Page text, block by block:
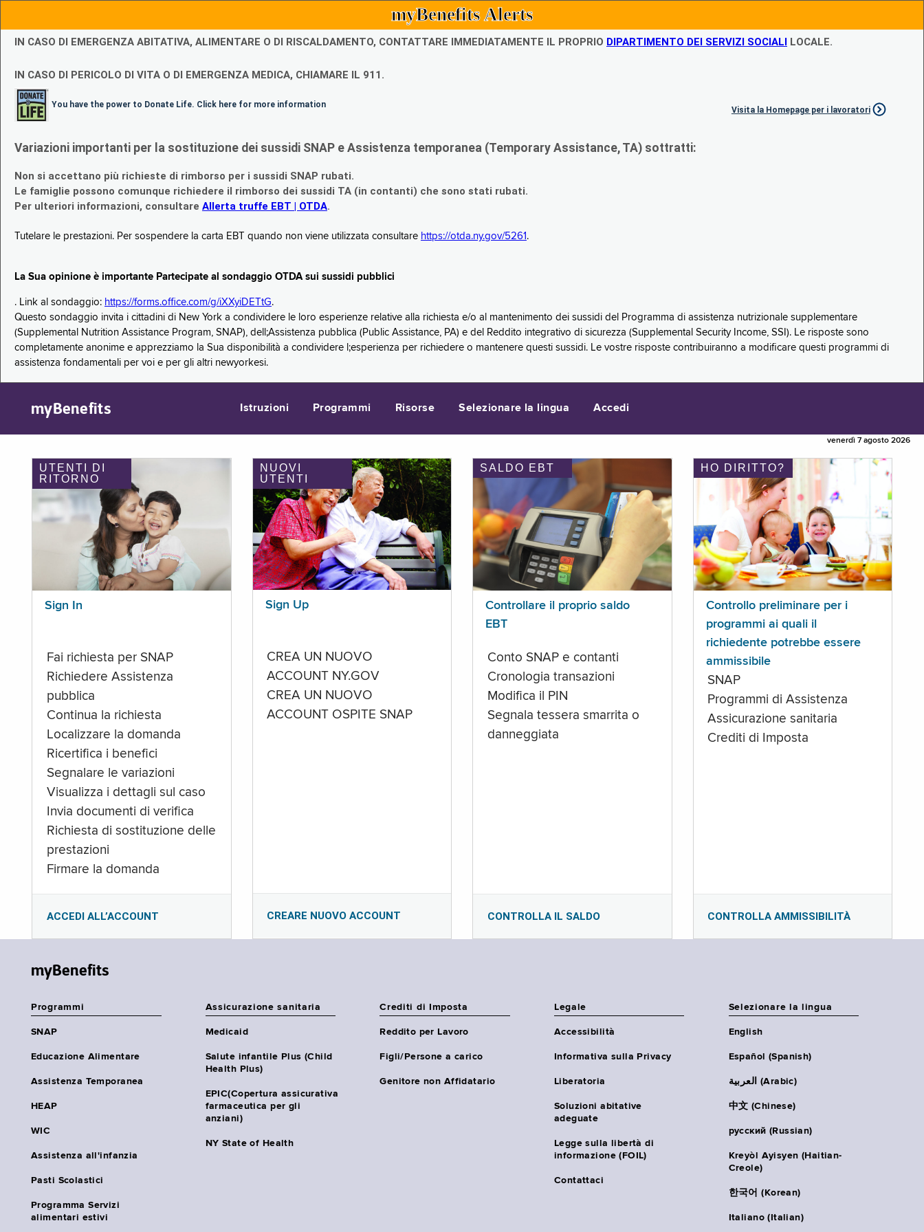
myBenefits Alerts
IN CASO DI EMERGENZA ABITATIVA, ALIMENTARE O DI RISCALDAMENTO, CONTATTARE IMMEDIATAMENTE IL PROPRIO DIPARTIMENTO DEI SERVIZI SOCIALI LOCALE.
IN CASO DI PERICOLO DI VITA O DI EMERGENZA MEDICA, CHIAMARE IL 911.
You have the power to Donate Life. Click here for more information
Visita la Homepage per i lavoratori
Variazioni importanti per la sostituzione dei sussidi SNAP e Assistenza temporanea (Temporary Assistance, TA) sottratti:
Non si accettano più richieste di rimborso per i sussidi SNAP rubati.
Le famiglie possono comunque richiedere il rimborso dei sussidi TA (in contanti) che sono stati rubati.
Per ulteriori informazioni, consultare Allerta truffe EBT | OTDA.
Tutelare le prestazioni. Per sospendere la carta EBT quando non viene utilizzata consultare https://otda.ny.gov/5261 .
La Sua opinione è importante Partecipate al sondaggio OTDA sui sussidi pubblici
. Link al sondaggio: https://forms.office.com/g/iXXyiDETtG.
Questo sondaggio invita i cittadini di New York a condividere le loro esperienze relative alla richiesta e/o al mantenimento dei sussidi del Programma di assistenza nutrizionale supplementare
(Supplemental Nutrition Assistance Program, SNAP), dell;Assistenza pubblica (Public Assistance, PA) e del Reddito integrativo di sicurezza (Supplemental Security Income, SSI). Le risposte sono
completamente anonime e apprezziamo la Sua disponibilità a condividere l;esperienza per richiedere o mantenere questi sussidi. Le vostre risposte contribuiranno a modificare questi programmi di
assistenza fondamentali per voi e per gli altri newyorkesi.
myBenefits Istruzioni Programmi Risorse Selezionare la lingua Accedi
venerdì 7 agosto 2026
UTENTI DI
RITORNO
Sign In
Fai richiesta per SNAP
Richiedere Assistenza
pubblica
Continua la richiesta
Localizzare la domanda
Ricertifica i benefici
Segnalare le variazioni
Visualizza i dettagli sul caso
Invia documenti di verifica
Richiesta di sostituzione delle
prestazioni
Firmare la domanda
ACCEDI ALL’ACCOUNT
NUOVI
UTENTI
Sign Up
CREA UN NUOVO
ACCOUNT NY.GOV
CREA UN NUOVO
ACCOUNT OSPITE SNAP
CREARE NUOVO ACCOUNT
SALDO EBT
Controllare il proprio saldo
EBT
Conto SNAP e contanti
Cronologia transazioni
Modifica il PIN
Segnala tessera smarrita o
danneggiata
CONTROLLA IL SALDO
HO DIRITTO?
Controllo preliminare per i
programmi ai quali il
richiedente potrebbe essere
ammissibile
SNAP
Programmi di Assistenza
Assicurazione sanitaria
Crediti di Imposta
CONTROLLA AMMISSIBILITÀ
myBenefits
Programmi
SNAP
Educazione Alimentare
Assistenza Temporanea
HEAP
WIC
Assistenza all'infanzia
Pasti Scolastici
Programma Servizi
alimentari estivi
Assicurazione sanitaria
Medicaid
Salute infantile Plus (Child
Health Plus)
EPIC(Copertura assicurativa
farmaceutica per gli
anziani)
NY State of Health
Crediti di Imposta
Reddito per Lavoro
Figli/Persone a carico
Genitore non Affidatario
Legale
Accessibilità
Informativa sulla Privacy
Liberatoria
Soluzioni abitative
adeguate
Legge sulla libertà di
informazione (FOIL)
Contattaci
Selezionare la lingua
English
Español (Spanish)
العربية (Arabic)
中文 (Chinese)
русский (Russian)
Kreyòl Ayisyen (Haitian-
Creole)
한국어 (Korean)
Italiano (Italian)